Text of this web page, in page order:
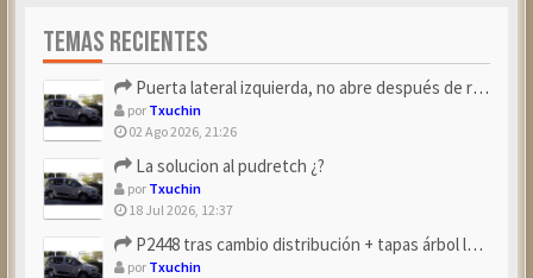
TEMAS RECIENTES
Puerta lateral izquierda, no abre después de repostar.
por Txuchin
02 Ago 2026, 21:26
La solucion al pudretch ¿?
por Txuchin
18 Jul 2026, 12:37
P2448 tras cambio distribución + tapas árbol levas
por Txuchin